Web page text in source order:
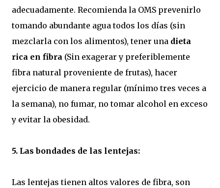
adecuadamente. Recomienda la OMS prevenirlo
tomando abundante agua todos los días (sin
mezclarla con los alimentos), tener una dieta
rica en fibra (Sin exagerar y preferiblemente
fibra natural proveniente de frutas), hacer
ejercicio de manera regular (mínimo tres veces a
la semana), no fumar, no tomar alcohol en exceso
y evitar la obesidad.
5. Las bondades de las lentejas:
Las lentejas tienen altos valores de fibra, son